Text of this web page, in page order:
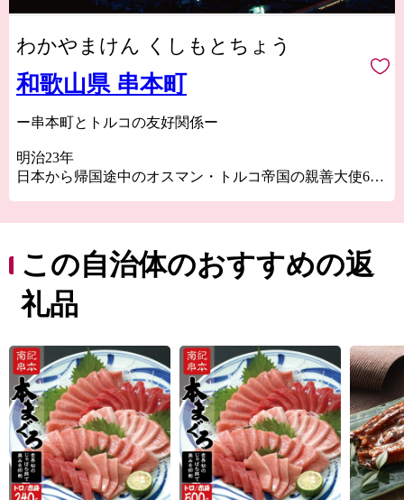
わかやまけん くしもとちょう
和歌山県 串本町
ー串本町とトルコの友好関係ー
明治23年
日本から帰国途中のオスマン・トルコ帝国の親善大使600
この事故は日本で最大規模の海難事故として知られてい
ます。
事故の際に救助を行ったのが串本の大島の住民でした。
名が帰国することが出来ました。
昭和60年
イラン・イラク戦争が行われていた当時、
出国しようとしていた200名以上の日本人が満席のためイ
ランの空港に残されてしまいました。
安全が確保できないと日本からの救援も来ない中、助け
てくれたのがトルコ共和国でした。
この自治体のおすすめの返
礼品